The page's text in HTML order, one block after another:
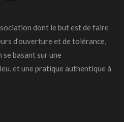
dont le but est de faire
d’ouverture et de tolérance,
se basant sur une
et une pratique authentique à